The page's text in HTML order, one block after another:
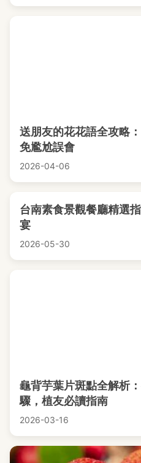
送朋友的花花語全攻略
免尷尬誤會
2026-04-06
台南素食景觀餐廳精選
宴
2026-05-30
龜背芋葉片斑點全解析
驟，植友必讀指南
2026-03-16